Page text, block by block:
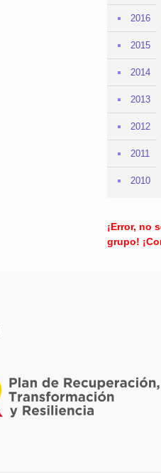
2016
2015
2014
2013
2012
2011
2010
¡Error, no
grupo!